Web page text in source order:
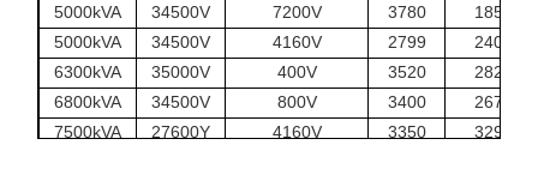
5000kVA
34500V 7200V 3780
1850
5000kVA
34500V 4160V 2799
2400
6300kVA
35000V 400V 3520
2820
6800kVA
34500V 800V 3400
2670
7500kVA
27600Y 4160V 3350 3290